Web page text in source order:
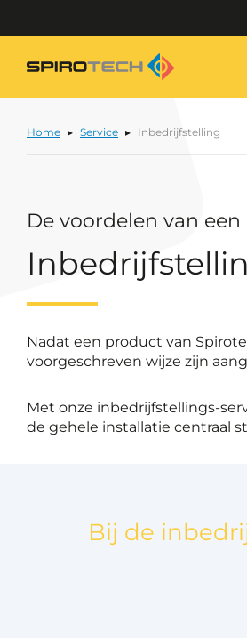
Home Service Inbedrijfstelling
De voordelen van
Nadat een product van
voorgeschreven wijze zijn
Met onze inbedrijfstellings-
de gehele installatie centraal
Bij de